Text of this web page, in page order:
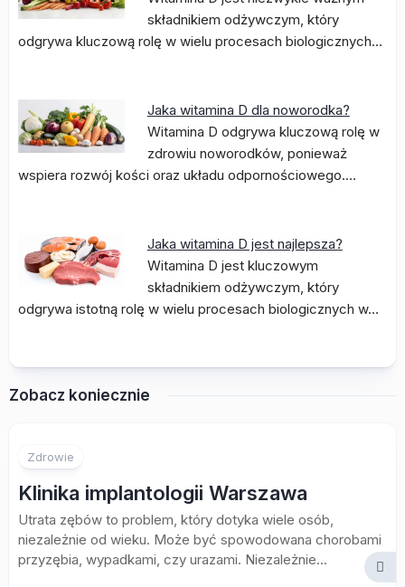
składnikiem odżywczym, który
odgrywa kluczową rolę w wielu procesach biologicznych…
Jaka witamina D dla noworodka?
Witamina D odgrywa kluczową rolę w
zdrowiu noworodków, ponieważ
wspiera rozwój kości oraz układu odpornościowego.…
Jaka witamina D jest najlepsza?
Witamina D jest kluczowym
składnikiem odżywczym, który
odgrywa istotną rolę w wielu procesach biologicznych w…
Zobacz koniecznie
Zdrowie
Klinika implantologii Warszawa
Utrata zębów to problem, który dotyka wiele osób,
niezależnie od wieku. Może być spowodowana chorobami
przyzębia, wypadkami, czy urazami. Niezależnie...